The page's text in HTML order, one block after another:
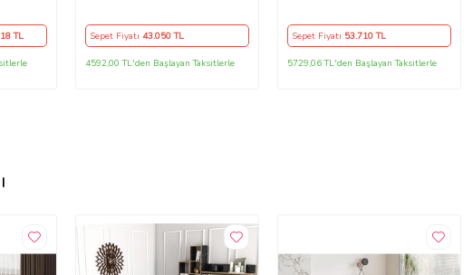
TL Sepet Fiyatı 43.050TL
4592,00 TL'den Başlayan Taksitlerle
Sepet Fiyatı 53.710TL
5729,06 TL'den Başlayan Taksitlerle